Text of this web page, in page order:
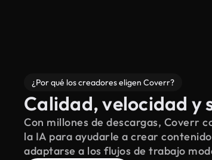
¿Por qué los creadores eligen Coverr?
Calidad, velocidad y
Con millones de descargas, Coverr
la IA para ayudarle a crear
adaptarse a los flujos de trabajo